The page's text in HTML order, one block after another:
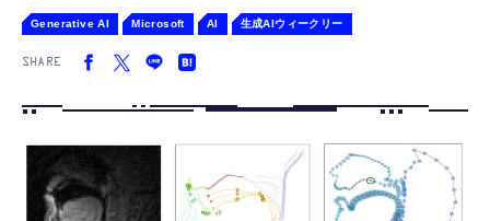
FOLLOW US
Generative AI Microsoft AI 生成AIウィークリー
SHARE